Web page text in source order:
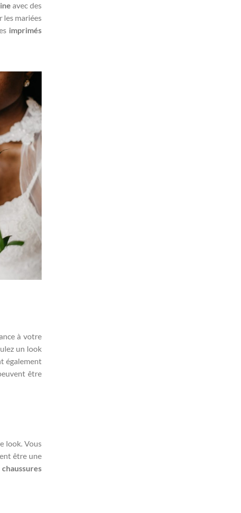
avec des
les mariées
imprimés
à votre
un look
également
être
look. Vous
être une
chaussures